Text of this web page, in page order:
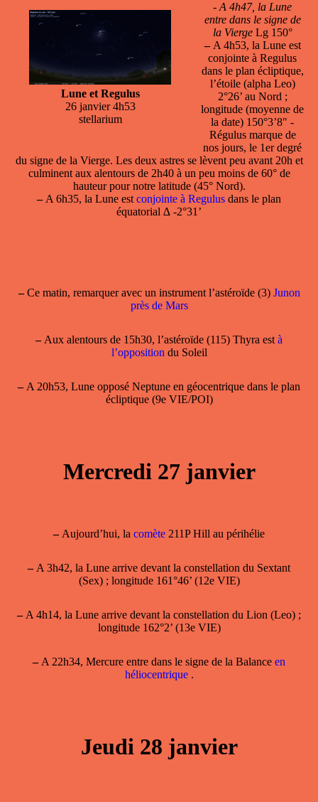
Lune et Regulus
26 janvier 4h53
stellarium
-A 4h47, la Lune
entre dans le signe de
la ViergeLg 150°
–A 4h53, la Lune est
conjointe à Regulus
dans le plan écliptique,
l’étoile (alpha Leo)
2°26’ au Nord ;
longitude (moyenne de
la date) 150°3’8" -
Régulus marque de
nos jours, le 1er degré
du signe de la Vierge. Les deux astres se lèvent peu avant 20h et
culminent aux alentours de 2h40 à un peu moins de 60° de
hauteur pour notre latitude (45° Nord).
–A 6h35, la Lune estconjointe à Regulus dans le plan
équatorial ∆ -2°31’
–Ce matin, remarquer avec un instrument l’astéroïde (3) Junon
près de Mars
–Aux alentours de 15h30, l’astéroïde (115) Thyra està
l’oppositiondu Soleil
–A 20h53, Lune opposé Neptune en géocentrique dans le plan
écliptique (9e VIE/POI)
Mercredi 27 janvier
–Aujourd’hui, la comète 211P Hill au périhélie
–A 3h42, la Lune arrive devant la constellation du Sextant
(Sex) ; longitude 161°46’ (12e VIE)
–A 4h14, la Lune arrive devant la constellation du Lion (Leo) ;
longitude 162°2’ (13e VIE)
–A 22h34, Mercure entre dans le signe de la Balance en
héliocentrique .
Jeudi 28 janvier